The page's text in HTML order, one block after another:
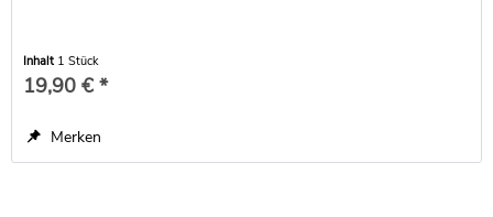
Inhalt 1 Stück
19,90 € *
Merken